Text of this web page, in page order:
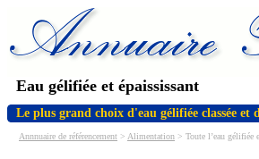
Eau gélifiée et épaississant
Le plus grand choix d'eau gélifiée classée et
Annnuaire de référencement > Alimentation > Toute l’eau gélifiée